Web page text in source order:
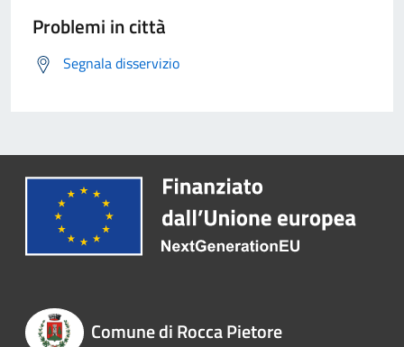
Problemi in città
Segnala disservizio
Comune di Rocca Pietore